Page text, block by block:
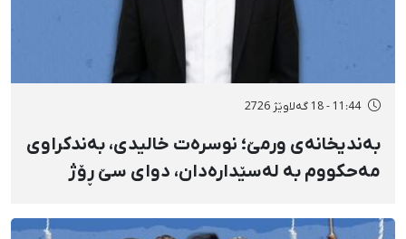
11:44 - 18 گەلاوێژ 2726
بەندیخانەی ورمێ؛ نوسرەت خالیدی، بەندکراوی
مەحکووم بە لەسێدارەدان، دوای سێ ڕۆژ
نەخۆشخانە گیانی لەدەست دا